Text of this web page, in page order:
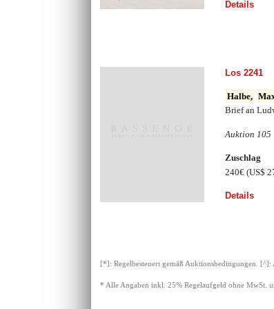
Details
Los 2241
Halbe,
Brief an
Auktion 105
Zuschlag
240€ (US$
Details
[*]: Regelbesteuert gemäß Auktionsbedingungen.
* Alle Angaben inkl. 25% Regelaufgeld ohne MwSt.